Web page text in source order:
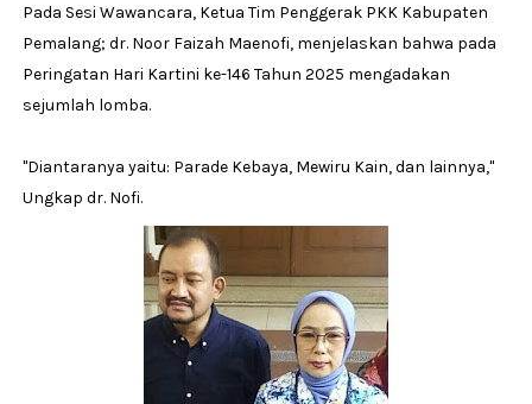
Pada Sesi Wawancara, Ketua Tim Penggerak PKK Kabupaten
Pemalang; dr. Noor Faizah Maenofi, menjelaskan bahwa pada
Peringatan Hari Kartini ke-146 Tahun 2025 mengadakan
sejumlah lomba.
"Diantaranya yaitu: Parade Kebaya, Mewiru Kain, dan lainnya,"
Ungkap dr. Nofi.